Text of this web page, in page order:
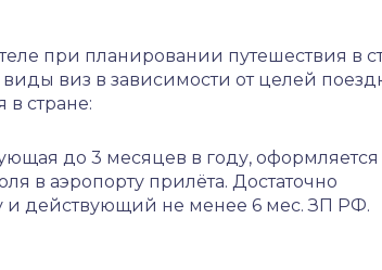
при планировании путешествия в
виз в зависимости от целей
стране:
до 3 месяцев в году, оформляется
в аэропорту прилёта. Достаточно
и действующий не менее 6 мес. ЗП РФ.